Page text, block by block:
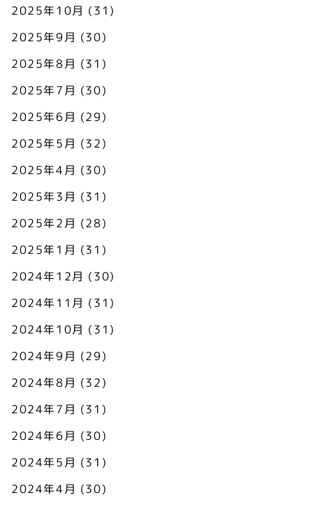
2025年10月 (31)
2025年9月 (30)
2025年8月 (31)
2025年7月 (30)
2025年6月 (29)
2025年5月 (32)
2025年4月 (30)
2025年3月 (31)
2025年2月 (28)
2025年1月 (31)
2024年12月 (30)
2024年11月 (31)
2024年10月 (31)
2024年9月 (29)
2024年8月 (32)
2024年7月 (31)
2024年6月 (30)
2024年5月 (31)
2024年4月 (30)